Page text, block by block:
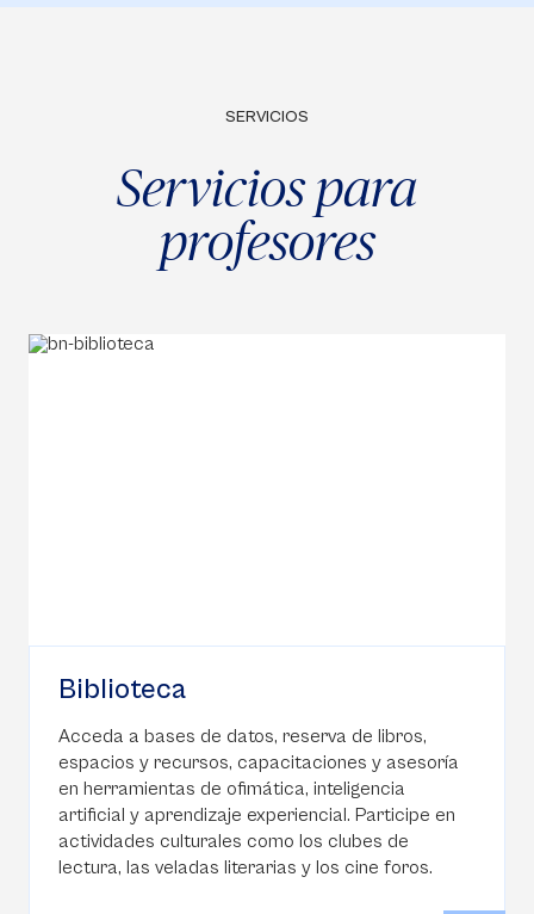
SERVICIOS
Servicios para
profesores
Biblioteca
Acceda a bases de datos, reserva de libros,
espacios y recursos, capacitaciones y asesoría
en herramientas de ofimática, inteligencia
artificial y aprendizaje experiencial. Participe en
actividades culturales como los clubes de
lectura, las veladas literarias y los cine foros.